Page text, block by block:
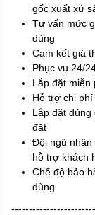
gốc xuất xứ
Tư vấn mức
dùng
Cam kết giá
Phục vụ 24/
Lắp đặt miễn
Hỗ trợ chi
Lắp đặt đúng
đặt
Đội ngũ nhân
hỗ trợ khách
Chế độ bảo
dùng